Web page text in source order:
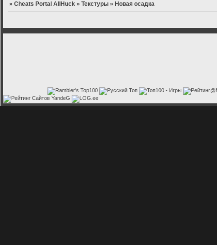
»Cheats Portal AllHuck »Текстуры » Новая осадка